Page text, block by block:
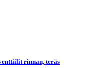
rinnan, teräs